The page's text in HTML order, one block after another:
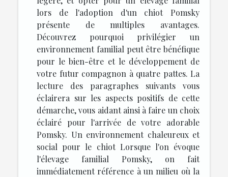
lors de l'adoption d'un chiot Pomsky
présente de multiples avantages.
Découvrez pourquoi privilégier un
environnement familial peut être bénéfique
pour le bien-être et le développement de
votre futur compagnon à quatre pattes. La
lecture des paragraphes suivants vous
éclairera sur les aspects positifs de cette
démarche, vous aidant ainsi à faire un choix
éclairé pour l'arrivée de votre adorable
Pomsky. Un environnement chaleureux et
social pour le chiot Lorsque l'on évoque
l'élevage familial Pomsky, on fait
immédiatement référence à un milieu où la